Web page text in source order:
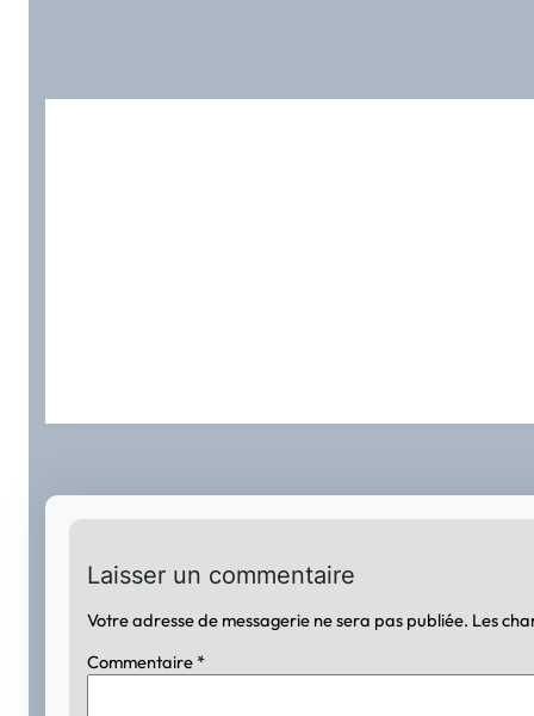
Laisser un commentaire
Votre adresse de messagerie ne sera pas publiée. Les
Commentaire *